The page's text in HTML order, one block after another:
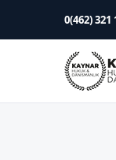
0(462) 321